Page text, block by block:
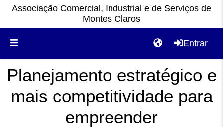
Associação Comercial, Industrial e de Serviços de
Montes Claros
Entrar
Planejamento estratégico e
mais competitividade para
empreender